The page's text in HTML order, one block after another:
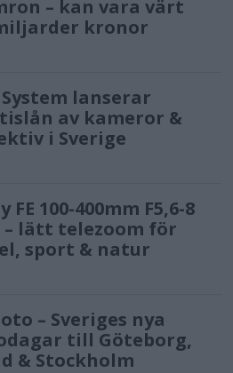
– kan vara värt
kronor
System lanserar
av kameror &
i Sverige
FE 100-400mm F5,6-8
– lätt telezoom för
sport & natur
– Sveriges nya
till Göteborg,
& Stockholm